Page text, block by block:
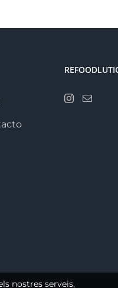
futuro
nostres serveis,